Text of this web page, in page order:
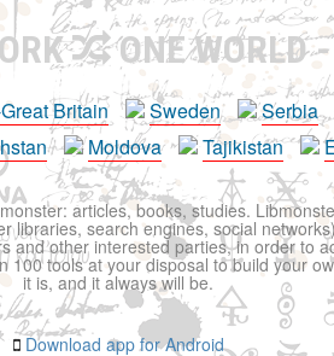
ONE WORLD
Britain Sweden
Serbia
Moldova Tajikistan
articles, books, studies.
libraries, search engines, social
and other interested parties, in order to
tools at your disposal to build your
it is, and it always will be.
Download app for Android